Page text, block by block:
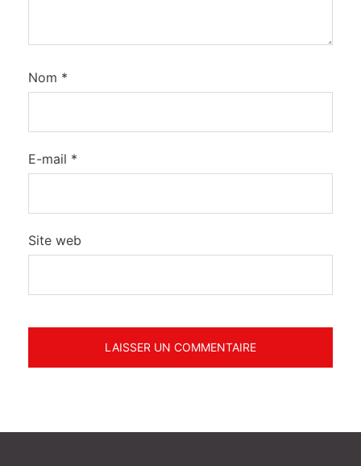
Nom *
E-mail *
Site web